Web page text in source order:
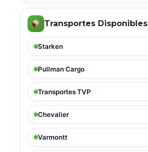
Transportes Disponibles
Starken
Pullman Cargo
Transportes TVP
Chevalier
Varmontt